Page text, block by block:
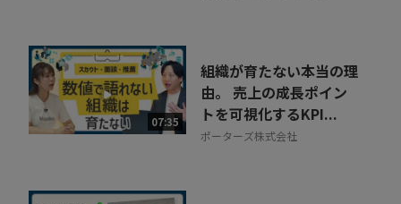
07:35
組織が育たない本当の理
由。 売上の成長ポイン
トを可視化するKPI...
ポーターズ株式会社